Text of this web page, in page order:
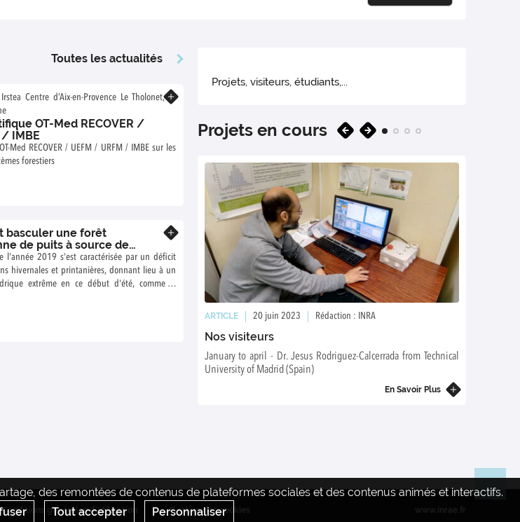
Toutes les actualités
Irstea Centre d’Aix-en-Provence Le Tholonet,
OT-Med RECOVER /
/ IMBE
Med RECOVER / UEFM / URFM / IMBE sur les
forestiers
basculer une forêt
de puits à source de
l'année 2019 s'est caractérisée par un déficit
hivernales et printanières, donnant lieu à un
extrême en ce début d'été, comme le
Projets, visiteurs, étudiants,...
Projets en cours
ARTICLE 20 juin 2023 Rédaction : INRA
Nos visiteurs
January to april - Dr. Jesus Rodriguez-Calcerrada from Technical
University of Madrid (Spain)
En Savoir Plus
des remontées de contenus de plateformes sociales et des contenus animés et interactifs.
Tout accepter Personnaliser
Conditions générales d'utilisation Gestion des cookies